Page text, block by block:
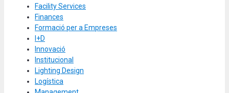
Facility Services
Finances
Formació per a Empreses
I+D
Innovació
Institucional
Lighting Design
Logística